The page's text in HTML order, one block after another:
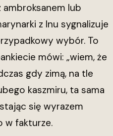
lub
z lnu sygnalizuje
wybór. To
mówi: „wiem, że
gdy zimą, na tle
kaszmiru, ta sama
się wyrazem
w fakturze.